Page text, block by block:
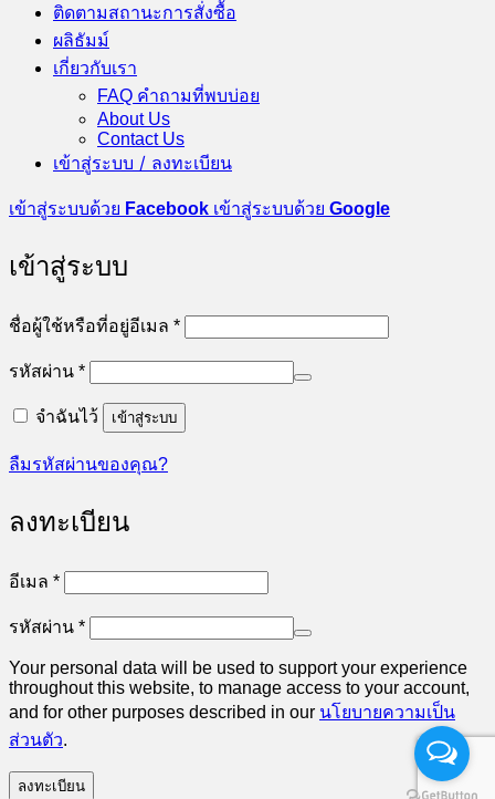
ติดตามสถานะการสั่งซื้อ
ผลิธัมม์
เกี่ยวกับเรา
FAQ คำถามที่พบบ่อย
About Us
Contact Us
เข้าสู่ระบบ / ลงทะเบียน
เข้าสู่ระบบด้วย Facebook เข้าสู่ระบบด้วย Google
เข้าสู่ระบบ
ชื่อผู้ใช้หรือที่อยู่อีเมล *ต้องการ
รหัสผ่าน *ต้องการ
จำฉันไว้ เข้าสู่ระบบ
ลืมรหัสผ่านของคุณ?
ลงทะเบียน
อีเมล *ต้องการ
รหัสผ่าน *ต้องการ
Your personal data will be used to support your experience
throughout this website, to manage access to your account,
and for other purposes described in our นโยบายความเป็น
ส่วนตัว.
ลงทะเบียน